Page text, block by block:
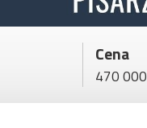
Cena
470 000